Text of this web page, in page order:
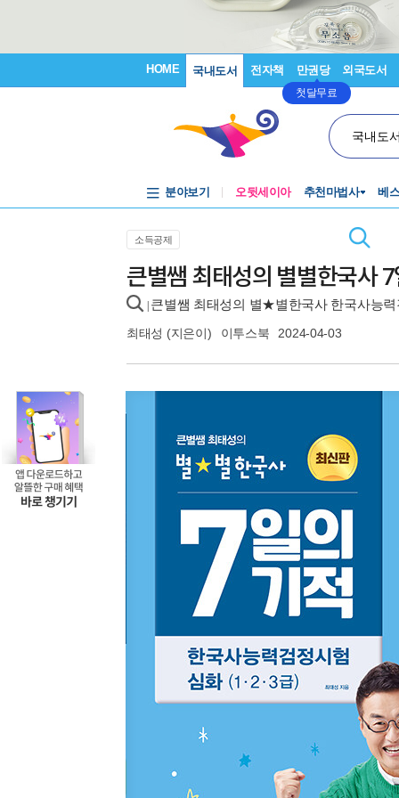
HOME 국내도서 전자책 만권당
첫달무료
외국도서
국내도
분야보기 오뒷세이아 추천마법사 베
소득공제
큰별쌤 최태성의 별별한국사
큰별쌤 최태성의 별★별한국사 한국사능
최태성 (지은이) 이투스북 2024-04-03